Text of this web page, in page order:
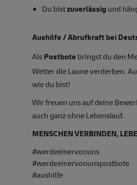
Du bistzuverlässig und
Aushilfe /Abrufkraftbei
AlsPostbote bringst du den
Wetter die Laune verderben.
wie du bist!
Wir freuen uns auf deine
auch ganz ohne Lebenslauf.
MENSCHEN VERBINDEN,
#werdeeinervonuns
#werdeeinervonunspostbote
#aushilfe